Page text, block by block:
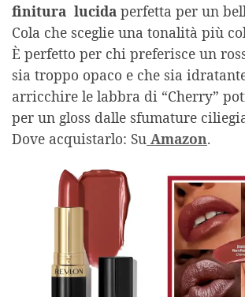
finitura lucida perfetta per un
Cola che sceglie una tonalità più
È perfetto per chi preferisce un
sia troppo opaco e che sia
arricchire le labbra di “Cherry”
per un gloss dalle sfumature
Dove acquistarlo: Su Amazon.